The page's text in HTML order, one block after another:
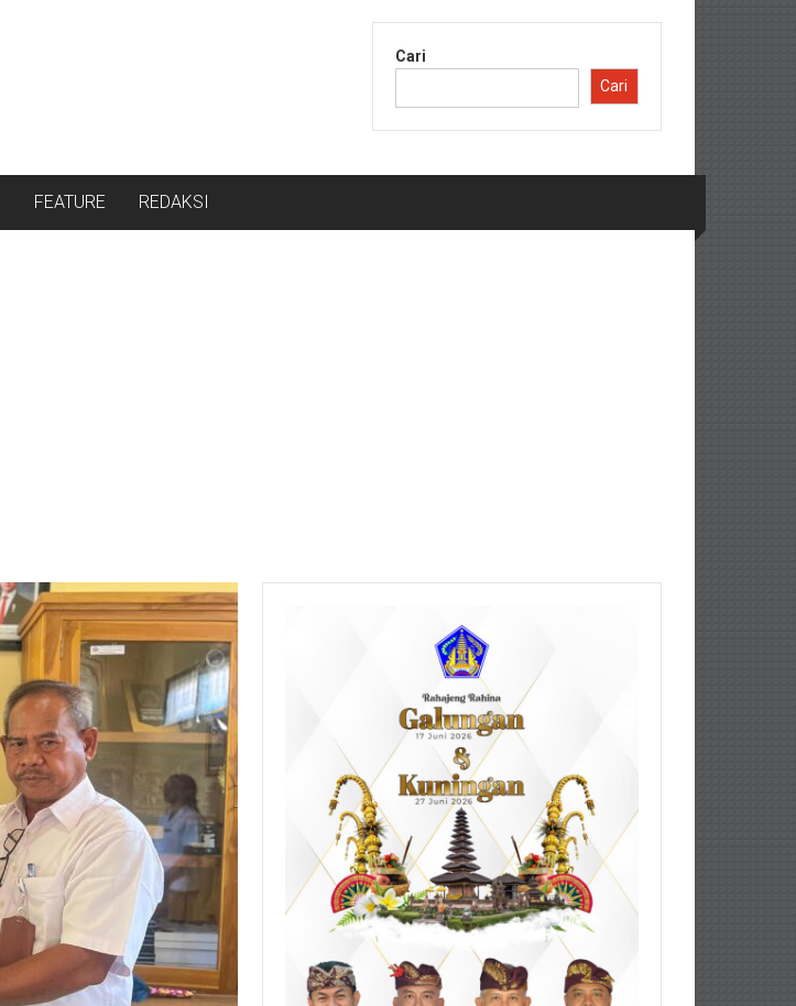
Cari
Cari
FEATURE REDAKSI